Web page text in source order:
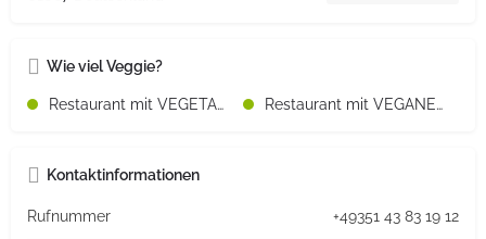
Wie viel Veggie?
Restaurant mit VEGETARISCHEN Speisen Restaurant mit VEGANEN Speisen
Kontaktinformationen
Rufnummer +49351 43 83 19 12